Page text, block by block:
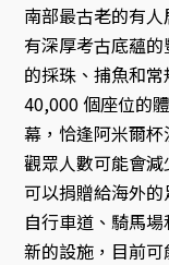
南部最古老的有
有深厚考古底蘊
的採珠、捕魚和
40,000 個座位的
幕，恰逢阿米爾
觀眾人數可能會
可以捐贈給海外
自行車道、騎馬
新的設施，目前